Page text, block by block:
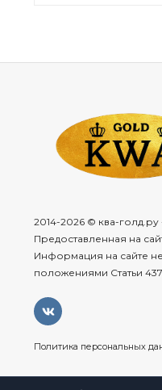
2014-2026 © ква-
Предоставленная на
Информация на сайте
положениями Статьи
Политика персональных